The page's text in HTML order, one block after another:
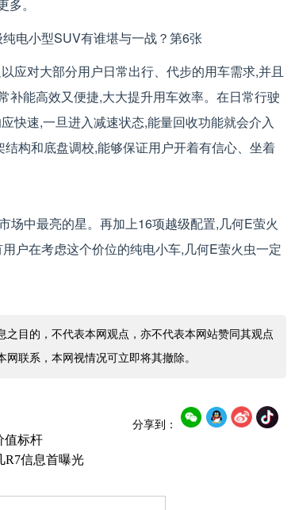
。
应对大部分用户日常出行、代步的用车需求,并且
补能高效又便捷,大大提升用车效率。在日常行驶
快速,一旦进入减速状态,能量回收功能就会介入
构和底盘调校,能够保证用户开着有信心、坐着
场中最亮的星。再加上16项越级配置,几何E萤火
户在考虑这个价位的纯电小车,几何E萤火虫一定
目的，不代表本网观点，亦不代表本网站赞同其观点
联系，本网视情况可立即将其撤除。
分享到：
值标杆
R7信息首曝光